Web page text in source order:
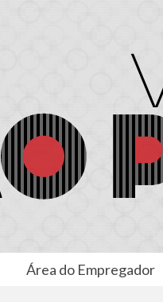
Área do Empregador